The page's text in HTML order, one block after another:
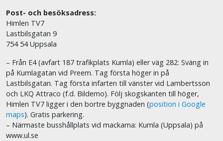
Post- och besöksadress:
Himlen TV7
Lastbilsgatan 9
754 54 Uppsala
– Från E4 (avfart 187 trafikplats Kumla) eller väg 282: Sväng in
på Kumlagatan vid Preem. Tag första höger in på
Lastbilsgatan. Tag första infarten till vänster vid Lambertsson
och LKQ Attraco (f.d. Bildemo). Följ skogskanten till höger,
Himlen TV7 ligger i den bortre byggnaden (position i Google
maps). Gratis parkering.
– Närmaste busshållplats vid mackarna: Kumla (Uppsala) på
www.ul.se